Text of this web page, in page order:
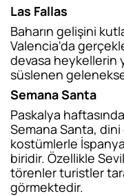
Las Fallas
Baharın gelişini
Valencia'da
devasa heykellerin
süslenen
Semana Santa
Paskalya
Semana Santa,
kostümlerle
biridir. Özellikle
törenler turistler
görmektedir.